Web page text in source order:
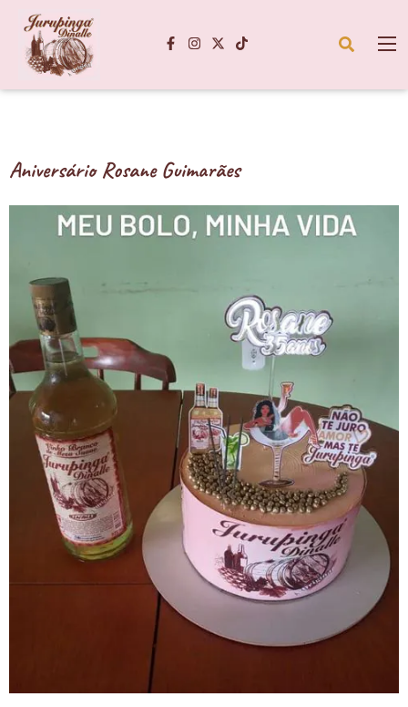
Aniversário Rosane Guimarães